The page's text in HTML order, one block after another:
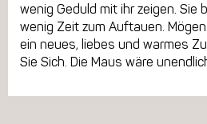
wenig Geduld mit ihr zeigen. Sie
wenig Zeit zum Auftauen.
ein neues, liebes und warmes
Sie Sich. Die Maus wäre